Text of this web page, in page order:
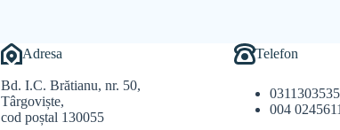
Adresa
Bd. I.C. Brătianu, nr. 50,
Târgoviște,
cod poștal 130055
Telefon
004